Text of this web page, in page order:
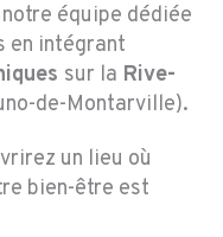
équipe dédiée
en intégrant
sur la Rive-
de-Montarville).
un lieu où
bien-être est